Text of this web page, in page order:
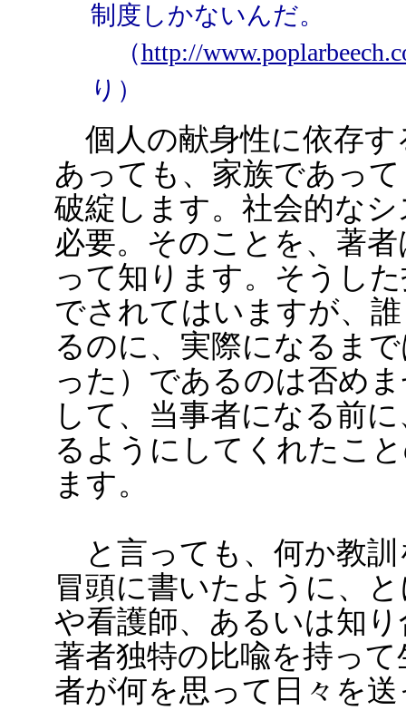
制度しかないんだ。
（http://
り）
個人の献身性に依存す
あっても、家族であっ
破綻します。社会的な
必要。そのことを、著
って知ります。そうし
でされてはいますが、
るのに、実際になるま
った）であるのは否め
して、当事者になる前
るようにしてくれたこ
ます。
と言っても、何か教訓
冒頭に書いたように、
や看護師、あるいは知
著者独特の比喩を持っ
者が何を思って日々を